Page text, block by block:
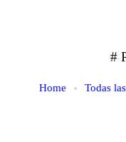
#
Home Todas